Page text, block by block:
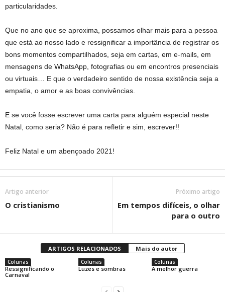
particularidades.
Que no ano que se aproxima, possamos olhar mais para a pessoa
que está ao nosso lado e ressignificar a importância de registrar os
bons momentos compartilhados, seja em cartas, em e-mails, em
mensagens de WhatsApp, fotografias ou em encontros presenciais
ou virtuais… E que o verdadeiro sentido de nossa existência seja a
empatia, o amor e as boas convivências.
E se você fosse escrever uma carta para alguém especial neste
Natal, como seria? Não é para refletir e sim, escrever!!
Feliz Natal e um abençoado 2021!
Artigo anterior
O cristianismo
Próximo artigo
Em tempos difíceis, o olhar
para o outro
ARTIGOS RELACIONADOS Mais do autor
Colunas
Ressignificando o
Carnaval
Colunas
Luzes e sombras
Colunas
A melhor guerra